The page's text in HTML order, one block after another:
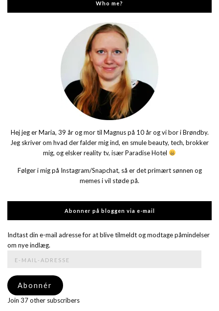
Who me?
Hej jeg er Maria, 39 år og mor til Magnus på 10 år og vi bor i Brøndby.
Jeg skriver om hvad der falder mig ind, en smule beauty, tech, brokker
mig, og elsker reality tv, især Paradise Hotel
Følger i mig på Instagram/Snapchat, så er det primært sønnen og
memes i vil støde på.
Abonner på bloggen via e-mail
Indtast din e-mail adresse for at blive tilmeldt og modtage påmindelser
om nye indlæg.
adresse
Abonnér
Join 37 other subscribers